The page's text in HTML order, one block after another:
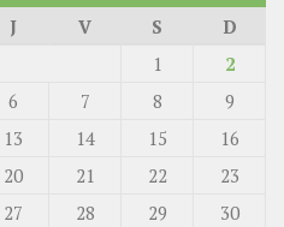
J V S
D
1
2
6 7 8
9
13 14 15
16
20 21 22
23
27 28 29
30